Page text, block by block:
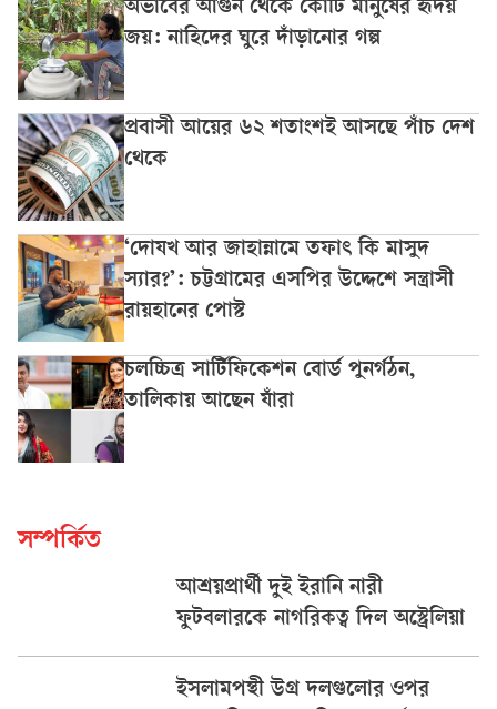
অভাবের আগুন থেকে কোটি মানুষের হৃদয়
জয়: নাহিদের ঘুরে দাঁড়ানোর গল্প
প্রবাসী আয়ের ৬২ শতাংশই আসছে পাঁচ দেশ
থেকে
‘দোযখ আর জাহান্নামে তফাৎ কি মাসুদ
স্যার?’: চট্টগ্রামের এসপির উদ্দেশে সন্ত্রাসী
রায়হানের পোস্ট
চলচ্চিত্র সার্টিফিকেশন বোর্ড পুনর্গঠন,
তালিকায় আছেন যাঁরা
সম্পর্কিত
আশ্রয়প্রার্থী দুই ইরানি নারী
ফুটবলারকে নাগরিকত্ব দিল অস্ট্রেলিয়া
ইসলামপন্থী উগ্র দলগুলোর ওপর